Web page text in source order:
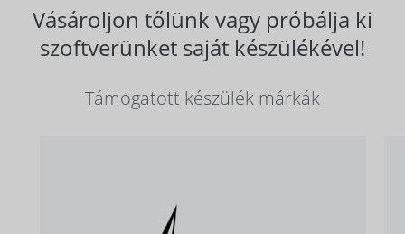
Vásároljon tőlünk vagy próbálja ki
szoftverünket saját készülékével!
Támogatott készülék márkák